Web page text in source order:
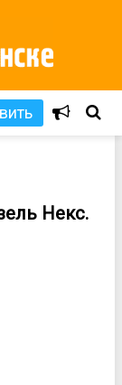
Некс.